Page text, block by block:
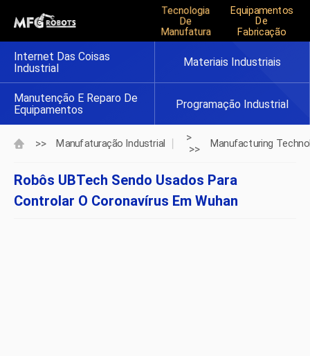
Tecnologia
De
Manufatura
Equipamentos
De
Fabricação
Internet Das Coisas
Industrial
Materiais Industriais
Manutenção E Reparo De
Equipamentos
Programação Industrial
>> Manufaturação Industrial
>
>>
Manufacturing
Robôs UBTech Sendo Usados ​​para
Controlar O Coronavírus Em Wuhan